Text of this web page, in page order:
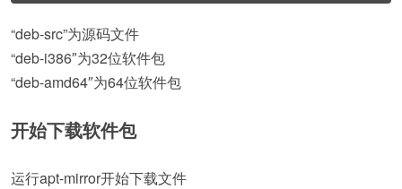
“deb-src”为源码文件
“deb-i386″为32位软件包
“deb-amd64″为64位软件包
开始下载软件包
运行apt-mirror开始下载文件